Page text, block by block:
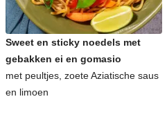
Sweet en sticky noedels met
gebakken ei en gomasio
met peultjes, zoete Aziatische saus
en limoen